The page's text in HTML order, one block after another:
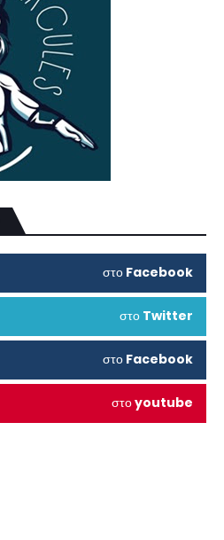
στο Facebook
στο Twitter
στο Facebook
στοyoutube